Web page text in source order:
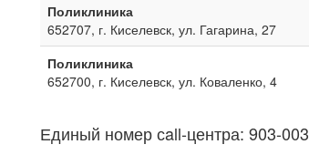
Поликлиника
652707, г. Киселевск, ул. Гагарина, 27
Поликлиника
652700, г. Киселевск, ул. Коваленко, 4
Единый номер сall-центра: 903-003